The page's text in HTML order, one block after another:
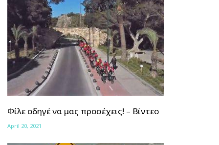
Φίλε οδηγέ να μας προσέχεις! – Βίντεο
April 20, 2021